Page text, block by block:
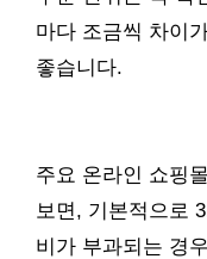
마다 조금씩 차이
좋습니다.
주요 온라인 쇼핑
보면, 기본적으로
비가 부과되는 경